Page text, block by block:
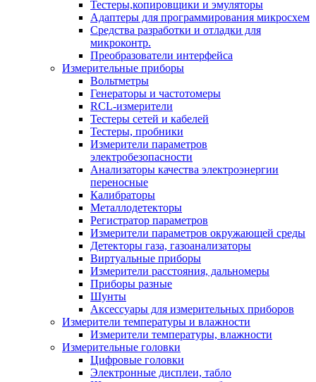
Тестеры,копировщики и эмуляторы
Адаптеры для программирования микросхем
Cредства разработки и отладки для
микроконтр.
Преобразователи интерфейса
Измерительные приборы
Вольтметры
Генераторы и частотомеры
RCL-измерители
Тестеры сетей и кабелей
Тестеры, пробники
Измерители параметров
электробезопасности
Анализаторы качества электроэнергии
переносные
Калибраторы
Металлодетекторы
Регистратор параметров
Измерители параметров окружающей среды
Детекторы газа, газоанализаторы
Виртуальные приборы
Измерители расстояния, дальномеры
Приборы разные
Шунты
Аксессуары для измерительных приборов
Измерители температуры и влажности
Измерители температуры, влажности
Измерительные головки
Цифровые головки
Электронные дисплеи, табло